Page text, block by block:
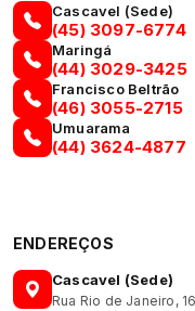
Cascavel (Sede)
(45) 3097-6774
Maringá
(44) 3029-3425
Francisco Beltrão
(46) 3055-2715
Umuarama
(44) 3624-4877
ENDEREÇOS
Cascavel (Sede)
Rua Rio de Janeiro,